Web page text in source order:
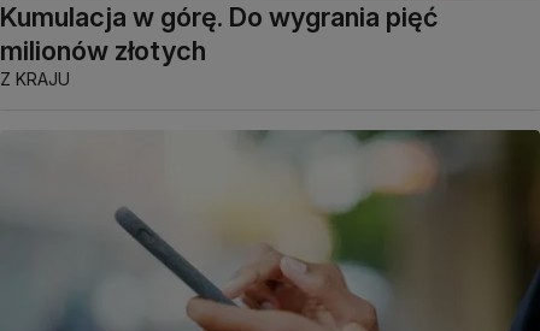
Kumulacja w górę. Do wygrania pięć
milionów złotych
Z KRAJU